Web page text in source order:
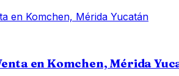
en Komchen, Mérida